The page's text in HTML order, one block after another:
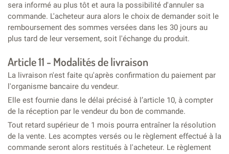
sera informé au plus tôt et aura la possibilité d'annuler sa
commande. L'acheteur aura alors le choix de demander soit le
remboursement des sommes versées dans les 30 jours au
plus tard de leur versement, soit l'échange du produit.
Article 11 - Modalités de livraison
La livraison n'est faite qu'après confirmation du paiement par
l'organisme bancaire du vendeur.
Elle est fournie dans le délai précisé à l’article 10, à compter
de la réception par le vendeur du bon de commande.
Tout retard supérieur de 1 mois pourra entraîner la résolution
de la vente. Les acomptes versés ou le règlement effectué à la
commande seront alors restitués à l'acheteur. Le règlement